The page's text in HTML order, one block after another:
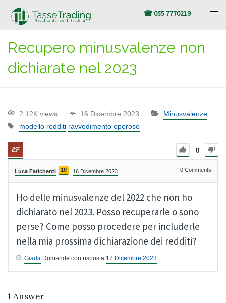
☎ 055 7770219
Recupero minusvalenze non
dichiarate nel 2023
2.12K views 16 Dicembre 2023
Minusvalenze
modello redditi ravvedimento operoso
0
Luca Fatichenti 10 16 Dicembre 2023 0 Comments
Ho delle minusvalenze del 2022 che non ho
dichiarato nel 2023. Posso recuperarle o sono
perse? Come posso procedere per includerle
nella mia prossima dichiarazione dei redditi?
Giada Domande con risposta 17 Dicembre 2023
1 Answer